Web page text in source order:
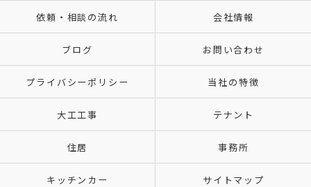
依頼・相談の流れ 会社情報
ブログ お問い合わせ
プライバシーポリシー 当社の特徴
大工工事 テナント
住居 事務所
キッチンカー サイトマップ